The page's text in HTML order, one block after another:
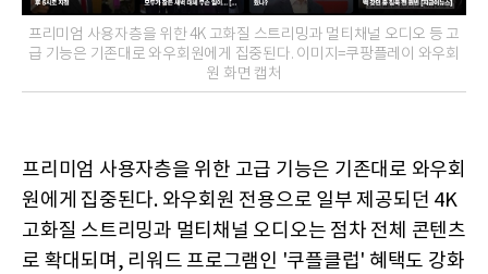
프리미엄 사용자층을 위한 4K 고화질 스트리밍과 멀티채널 오디오 등 고
급 기능은 기존대로 와우회원에게 집중된다. 이미지=쿠팡플레이 와우회
원 화면 캡처
프리미엄 사용자층을 위한 고급 기능은 기존대로 와우회
원에게 집중된다. 와우회원 전용으로 일부 제공되던 4K
고화질 스트리밍과 멀티채널 오디오는 점차 전체 콘텐츠
로 확대되며, 리워드 프로그램인 '쿠플클럽' 혜택도 강화